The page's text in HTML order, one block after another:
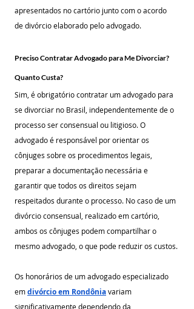
apresentados no cartório junto com o acordo
de divórcio elaborado pelo advogado.
Preciso Contratar Advogado para Me Divorciar?
Quanto Custa?
Sim, é obrigatório contratar um advogado para
se divorciar no Brasil, independentemente de o
processo ser consensual ou litigioso. O
advogado é responsável por orientar os
cônjuges sobre os procedimentos legais,
preparar a documentação necessária e
garantir que todos os direitos sejam
respeitados durante o processo. No caso de um
divórcio consensual, realizado em cartório,
ambos os cônjuges podem compartilhar o
mesmo advogado, o que pode reduzir os custos.
Os honorários de um advogado especializado
em divórcio em Rondônia variam
significativamente dependendo da